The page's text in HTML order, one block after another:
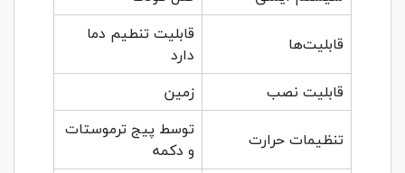
قابلیت‌ها
قابلیت تنطیم دما
دارد
قابلیت نصب
زمین
تنظیمات حرارت
توسط پیج ترموستات
و دکمه